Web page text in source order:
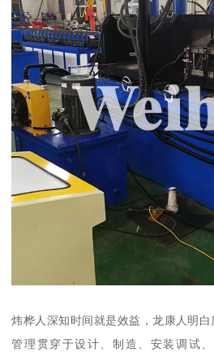
炜桦人深知时间就是效益，龙康人明
管理贯穿于设计、制造、安装调试